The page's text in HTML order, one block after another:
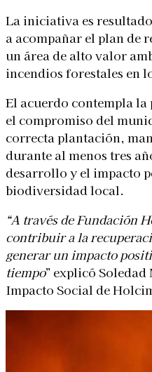
La iniciativa es
a acompañar el plan de
un área de alto valor
incendios forestales en
El acuerdo contempla
el compromiso del
correcta plantación,
durante al menos tres
desarrollo y el impacto
biodiversidad local.
“A través de Fundación
contribuir a la
generar un impacto
tiempo” explicó
Impacto Social de